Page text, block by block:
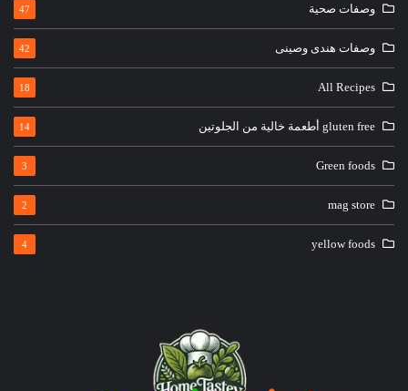
وصفات صحية 47
وصفات هندى وصينى 42
All Recipes
18
gluten free أطعمة خالية من الجلوتين 14
Green foods
3
mag store
2
yellow foods
4